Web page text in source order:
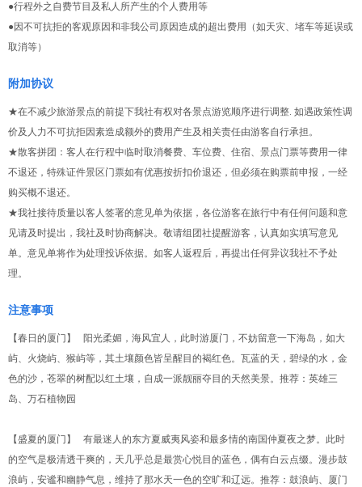
●行程外之自费节目及私人所产生的个人费用等
●因不可抗拒的客观原因和非我公司原因造成的超出费用（如天灾、堵车等延误或
取消等）
附加协议
★在不减少旅游景点的前提下我社有权对各景点游览顺序进行调整. 如遇政策性调
价及人力不可抗拒因素造成额外的费用产生及相关责任由游客自行承担。
★散客拼团：客人在行程中临时取消餐费、车位费、住宿、景点门票等费用一律
不退还，特殊证件景区门票如有优惠按折扣价退还，但必须在购票前申报，一经
购买概不退还。
★我社接待质量以客人签署的意见单为依据，各位游客在旅行中有任何问题和意
见请及时提出，我社及时协商解决。敬请组团社提醒游客，认真如实填写意见
单。意见单将作为处理投诉依据。如客人返程后，再提出任何异议我社不予处
理。
注意事项
【春日的厦门】 阳光柔媚，海风宜人，此时游厦门，不妨留意一下海岛，如大
屿、火烧屿、猴屿等，其土壤颜色皆呈醒目的褐红色。瓦蓝的天，碧绿的水，金
色的沙，苍翠的树配以红土壤，自成一派靓丽夺目的天然美景。推荐：英雄三
岛、万石植物园
【盛夏的厦门】 有最迷人的东方夏威夷风姿和最多情的南国仲夏夜之梦。此时
的空气是极清透干爽的，天几乎总是最赏心悦目的蓝色，偶有白云点缀。漫步鼓
浪屿，安谧和幽静气息，维持了那水天一色的空旷和辽远。推荐：鼓浪屿、厦门